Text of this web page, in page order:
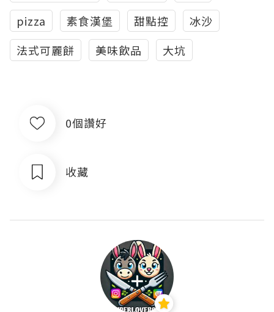
pizza
素食漢堡 甜點控
冰沙
法式可麗餅
美味飲品 大坑
0個讚好
收藏